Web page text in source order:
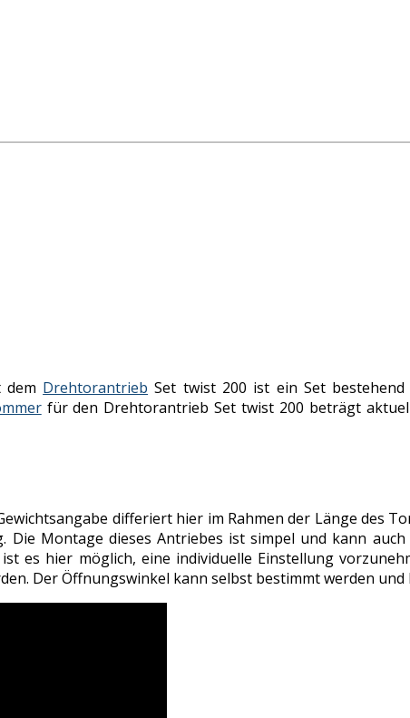
Drehtorantrieb Set twist 200 ist ein Set
für den Drehtorantrieb Set twist 200 beträgt aktuell
differiert hier im Rahmen der Länge des
Die Montage dieses Antriebes ist simpel und kann
es hier möglich, eine individuelle Einstellung
Der Öffnungswinkel kann selbst bestimmt werden und